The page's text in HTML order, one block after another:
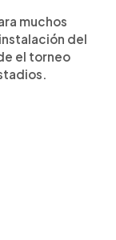
muchos
del
el torneo